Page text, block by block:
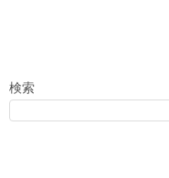
検索